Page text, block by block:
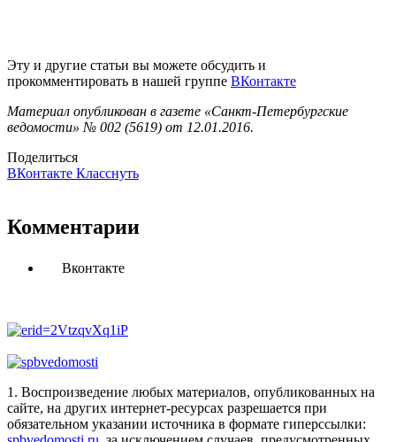
Эту и другие статьи вы можете обсудить и
прокомментировать в нашей группе ВКонтакте
Материал опубликован в газете «Санкт-Петербургские
ведомости» № 002 (5619) от 12.01.2016.
Поделиться
ВКонтакте Класснуть
Комментарии
Вконтакте
1. Воспроизведение любых материалов, опубликованных на
сайте, на других интернет-ресурсах разрешается при
обязательном указании источника в формате гиперссылки: